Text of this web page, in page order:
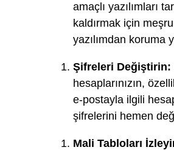
amaçlı yazılımları
kaldırmak için
yazılımdan koruma
Şifreleri Değiştirin:
hesaplarınızın,
e-postayla ilgili
şifrelerini hemen
Mali Tabloları